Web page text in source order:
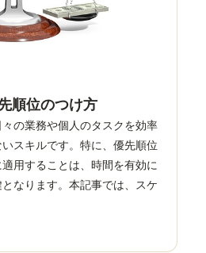
順位のつけ方
の業務や個人のタスクを効率
スキルです。特に、優先順位
用することは、時間を有効に
なります。本記事では、スケ